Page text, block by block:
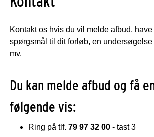
Kontakt os hvis du vil melde afbud,
spørgsmål til dit forløb, en
mv.
Du kan melde afbud og få
følgende vis:
Ring på tlf. 79 97 32 00 - tast 3